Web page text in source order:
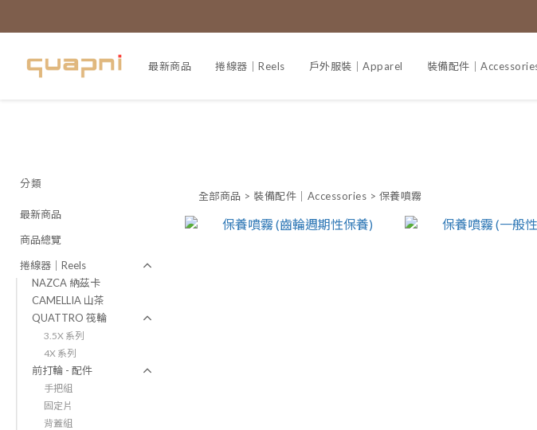
最新商品 捲線器｜Reels 戶外服裝｜Apparel 裝備配件｜
分類
最新商品
商品總覽
捲線器｜Reels
NAZCA 納茲卡
CAMELLIA 山茶
QUATTRO 筏輪
3.5X 系列
4X 系列
前打輪 - 配件
手把組
固定片
背蓋組
全部商品 > 裝備配件｜Accessories > 保養噴霧